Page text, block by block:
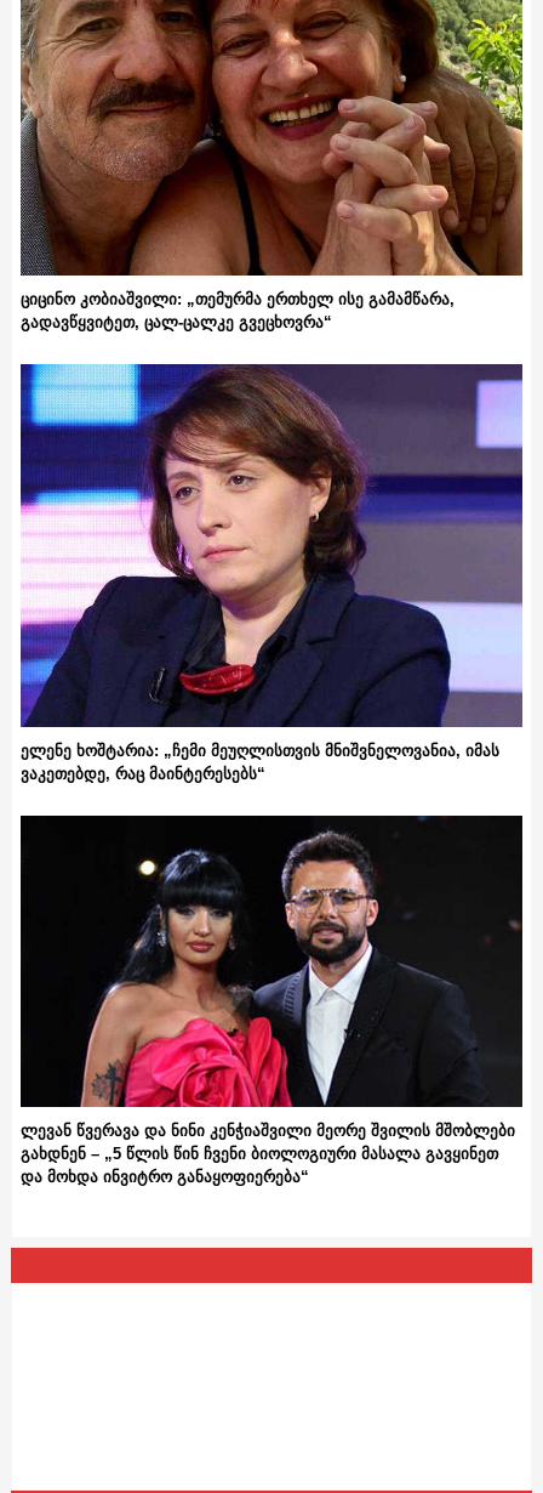
ციცინო კობიაშვილი: „თემურმა ერთხელ ისე გამამწარა,
გადავწყვიტეთ, ცალ-ცალკე გვეცხოვრა“
ელენე ხოშტარია: „ჩემი მეუღლისთვის მნიშვნელოვანია, იმას
ვაკეთებდე, რაც მაინტერესებს“
ლევან წვერავა და ნინი კენჭიაშვილი მეორე შვილის მშობლები
გახდნენ – „5 წლის წინ ჩვენი ბიოლოგიური მასალა გავყინეთ
და მოხდა ინვიტრო განაყოფიერება“